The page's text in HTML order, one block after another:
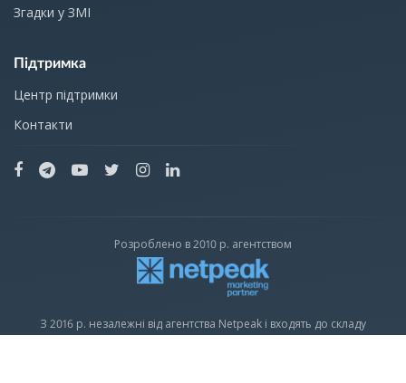
Згадки у ЗМІ
Підтримка
Центр підтримки
Контакти
Розроблено в 2010 р. агентством
З 2016 р. незалежні від агентства Netpeak і входять до складу